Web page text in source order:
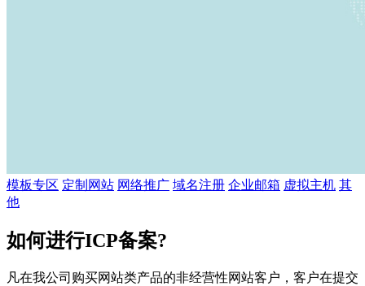
模板专区 定制网站 网络推广 域名注册 企业邮箱 虚拟主机 其
他
如何进行ICP备案?
凡在我公司购买网站类产品的非经营性网站客户，客户在提交